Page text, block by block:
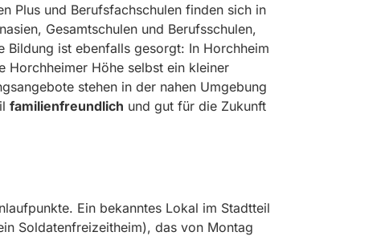
Plus und Berufsfachschulen finden sich in
Gesamtschulen und Berufsschulen,
Bildung ist ebenfalls gesorgt: In Horchheim
Horchheimer Höhe selbst ein kleiner
stehen in der nahen Umgebung
familienfreundlich und gut für die Zukunft
Ein bekanntes Lokal im Stadtteil
Soldatenfreizeitheim), das von Montag